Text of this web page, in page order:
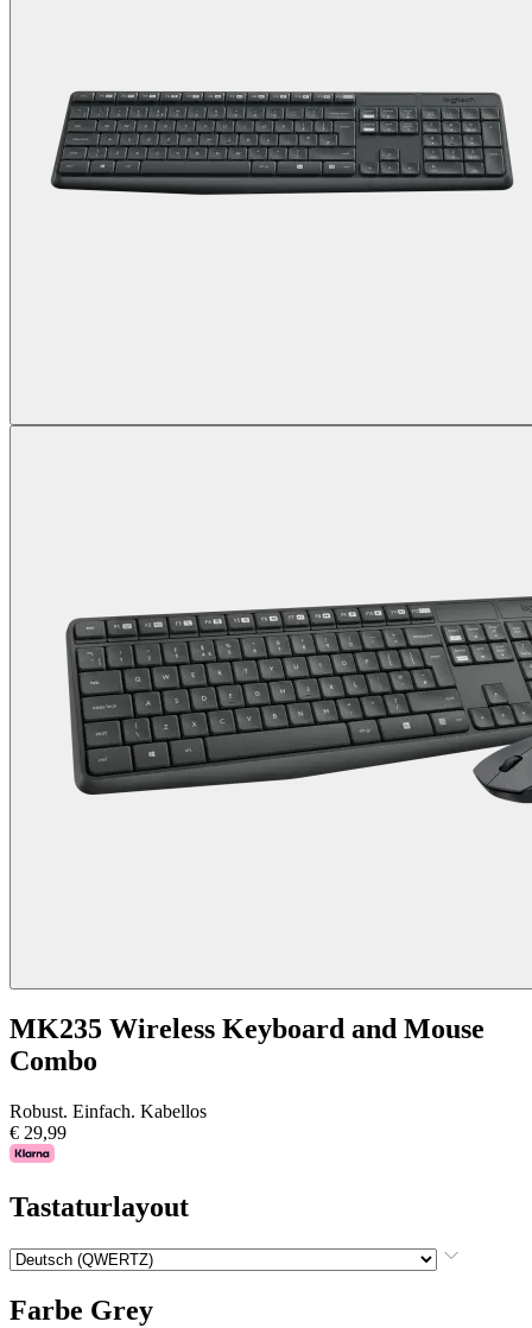
MK235 Wireless Keyboard and Mouse
Combo
Robust. Einfach. Kabellos
€ 29,99
Tastaturlayout
Farbe Grey